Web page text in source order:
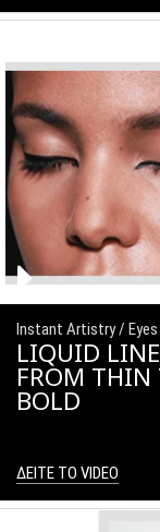
Instant Artistry / Eyes
LIQUID
FROM THIN
BOLD
ΔΕΙΤΕ ΤΟ VIDEO